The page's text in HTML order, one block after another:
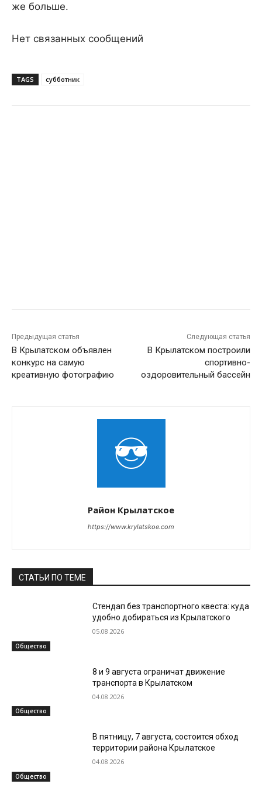
же больше.
Нет связанных сообщений
TAGS субботник
Предыдущая статья
В Крылатском объявлен
конкурс на самую
креативную фотографию
Следующая статья
В Крылатском построили
спортивно-
оздоровительный бассейн
Район Крылатское
https://www.krylatskoe.com
СТАТЬИ ПО ТЕМЕ
Общество
Стендап без транспортного квеста: куда
удобно добираться из Крылатского
05.08.2026
Общество
8 и 9 августа ограничат движение
транспорта в Крылатском
04.08.2026
Общество
В пятницу, 7 августа, состоится обход
территории района Крылатское
04.08.2026